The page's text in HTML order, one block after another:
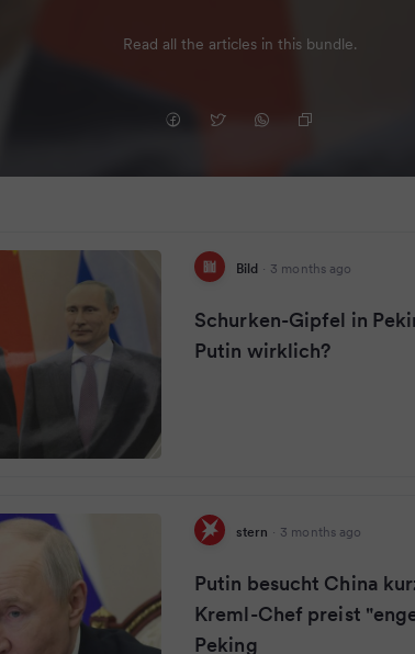
Read all the articles in this bundle.
Bild · 3 months ago
Schurken-Gipfel in
Putin wirklich?
stern · 3 months ago
Putin besucht China
Kreml-Chef preist
Peking